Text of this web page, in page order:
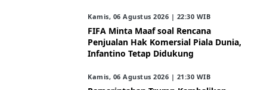
Kamis, 06 Agustus 2026 | 22:30 WIB
FIFA Minta Maaf soal Rencana
Penjualan Hak Komersial Piala Dunia,
Infantino Tetap Didukung
Kamis, 06 Agustus 2026 | 21:30 WIB